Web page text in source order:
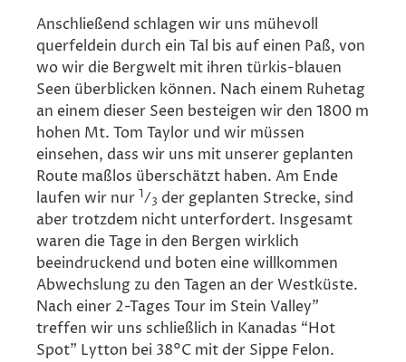
Anschließend schlagen wir uns mühevoll
querfeldein durch ein Tal bis auf einen Paß, von
wo wir die Bergwelt mit ihren türkis-blauen
Seen überblicken können. Nach einem Ruhetag
an einem dieser Seen besteigen wir den 1800 m
hohen Mt. Tom Taylor und wir müssen
einsehen, dass wir uns mit unserer geplanten
Route maßlos überschätzt haben. Am Ende
laufen wir nur 1⁄3 der geplanten Strecke, sind
aber trotzdem nicht unterfordert. Insgesamt
waren die Tage in den Bergen wirklich
beeindruckend und boten eine willkommen
Abwechslung zu den Tagen an der Westküste.
Nach einer 2-Tages Tour im Stein Valley”
treffen wir uns schließlich in Kanadas “Hot
Spot” Lytton bei 38°C mit der Sippe Felon.